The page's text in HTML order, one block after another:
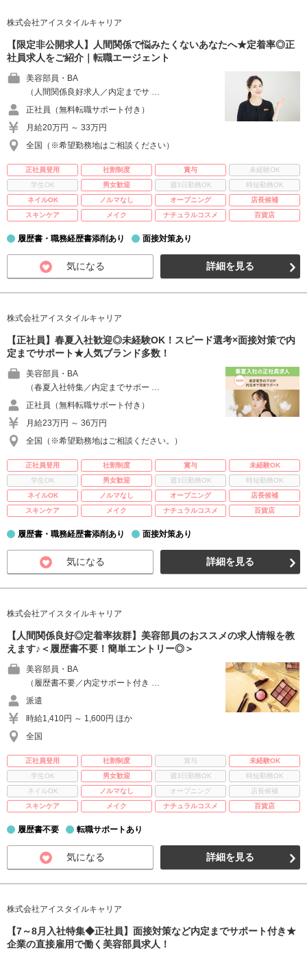
株式会社アイスタイルキャリア
【限定非公開求人】人間関係で悩みたくないあなたへ★定着率◎正
社員求人をご紹介｜転職エージェント
美容部員・BA
（人間関係良好求人／内定までサ …
正社員（無料転職サポート付き）
月給20万円 ～ 33万円
全国（※希望勤務地はご相談ください）
正社員登用 社割制度 賞与
未経験OK
学生OK
男女歓迎 週3日勤務OK
時短勤務OK
ネイルOK
ノルマなし オープニング
店長候補
スキンケア
メイク ナチュラルコスメ 百貨店
履歴書・職務経歴書添削あり 面接対策あり
気になる 詳細を見る
株式会社アイスタイルキャリア
【正社員】春夏入社歓迎◎未経験OK！スピード選考×面接対策で内
定までサポート★人気ブランド多数！
美容部員・BA
（春夏入社特集／内定までサポー …
正社員（無料転職サポート付き）
月給23万円 ～ 36万円
全国（※希望勤務地はご相談ください。）
正社員登用 社割制度 賞与
未経験OK
学生OK
男女歓迎 週3日勤務OK
時短勤務OK
ネイルOK
ノルマなし オープニング
店長候補
スキンケア
メイク ナチュラルコスメ 百貨店
履歴書・職務経歴書添削あり 面接対策あり
気になる 詳細を見る
株式会社アイスタイルキャリア
【人間関係良好◎定着率抜群】美容部員のおススメの求人情報を教
えます♪＜履歴書不要！簡単エントリー◎＞
美容部員・BA
（履歴書不要／内定サポート付き …
派遣
時給1,410円 ～ 1,600円 ほか
全国
正社員登用 社割制度 賞与
未経験OK
学生OK
男女歓迎 週3日勤務OK
時短勤務OK
ネイルOK
ノルマなし オープニング
店長候補
スキンケア
メイク ナチュラルコスメ 百貨店
履歴書不要 転職サポートあり
気になる 詳細を見る
株式会社アイスタイルキャリア
【7～8月入社特集◆正社員】面接対策など内定までサポート付き★
企業の直接雇用で働く美容部員求人！